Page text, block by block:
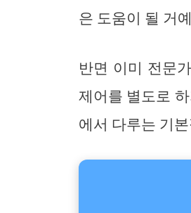
은 도움이 될 거
반면 이미 전문
제어를 별도로
에서 다루는 기